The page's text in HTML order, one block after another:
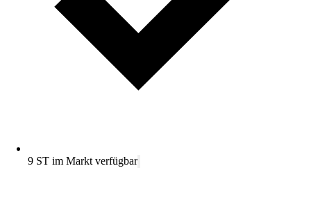
9 ST im Markt verfügbar